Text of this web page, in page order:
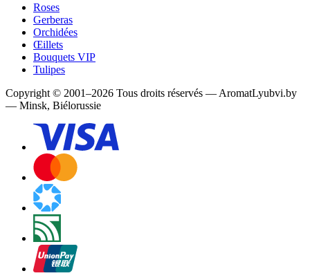
Roses
Gerberas
Orchidées
Œillets
Bouquets VIP
Tulipes
Copyright © 2001–2026 Tous droits réservés — AromatLyubvi.by
— Minsk, Biélorussie